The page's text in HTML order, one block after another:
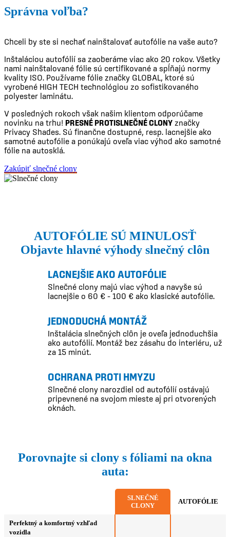
Správna voľba?
Chceli by ste si nechať nainštalovať autofólie na vaše auto?
Inštaláciou autofólií sa zaoberáme viac ako 20 rokov. Všetky
nami nainštalované fólie sú certifikované a spĺňajú normy
kvality ISO. Používame fólie značky GLOBAL, ktoré sú
vyrobené HIGH TECH technológiou zo sofistikovaného
polyester laminátu.
V posledných rokoch však našim klientom odporúčame
novinku na trhu! PRESNÉ PROTISLNEČNÉ CLONY značky
Privacy Shades. Sú finančne dostupné, resp. lacnejšie ako
samotné autofólie a ponúkajú oveľa viac výhod ako samotné
fólie na autosklá.
Zakúpiť slnečné clony
AUTOFÓLIE SÚ MINULOSŤ
Objavte hlavné výhody slnečný clôn
LACNEJŠIE AKO AUTOFÓLIE
Slnečné clony majú viac výhod a navyše sú
lacnejšie o 60 € – 100 € ako klasické autofólie.
JEDNODUCHÁ MONTÁŽ
Inštalácia slnečných clôn je oveľa jednoduchšia
ako autofólií. Montáž bez zásahu do interiéru, už
za 15 minút.
OCHRANA PROTI HMYZU
Slnečné clony narozdiel od autofólií ostávajú
pripevnené na svojom mieste aj pri otvorených
oknách.
Porovnajte si clony s fóliami na okna
auta:
SLNEČNÉ
CLONY
AUTOFÓLIE
Perfektný a komfortný vzhľad
vozidla